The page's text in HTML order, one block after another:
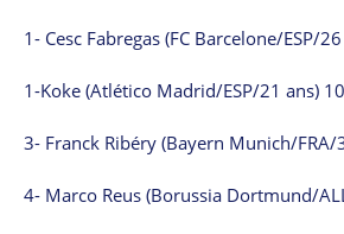
1- Cesc Fabregas (FC Barcelone/ESP/
1-Koke (Atlético Madrid/ESP/21 ans)
3- Franck Ribéry (Bayern Munich/
4- Marco Reus (Borussia Dortmund/